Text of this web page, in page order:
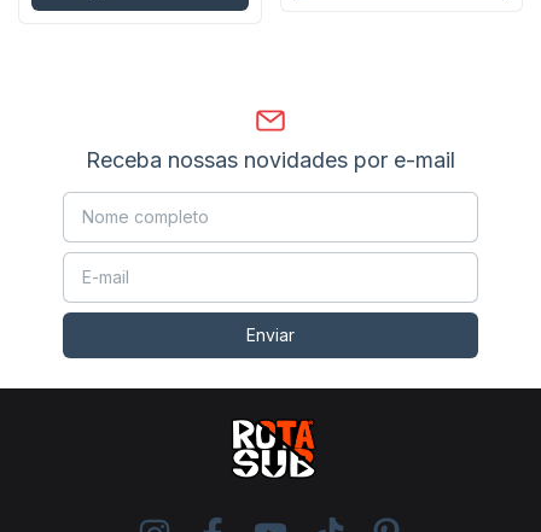
Receba nossas novidades por e-mail